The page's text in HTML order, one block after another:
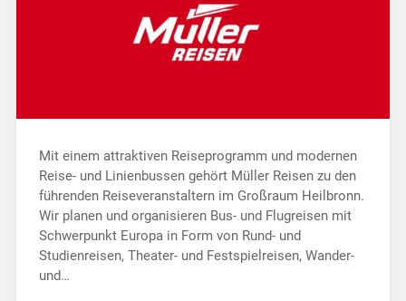
Mit einem attraktiven Reiseprogramm und modernen
Reise- und Linienbussen gehört Müller Reisen zu den
führenden Reiseveranstaltern im Großraum Heilbronn.
Wir planen und organisieren Bus- und Flugreisen mit
Schwerpunkt Europa in Form von Rund- und
Studienreisen, Theater- und Festspielreisen, Wander-
und…